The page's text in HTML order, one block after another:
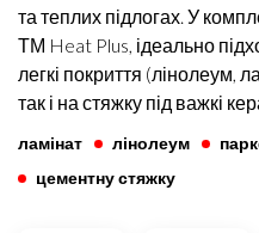
та теплих підлогах. У
ТМ Heat Plus, ідеально
легкі покриття (лінолеум,
так і на стяжку під важкі
ламінат лінолеум
цементну стяжку